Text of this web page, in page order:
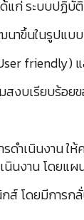
ก่ ระบบปฏิบั
าขึ้นในรูปแ
friendly)
งบเรียบร้อย
ดำเนินงาน ใ
นงาน โดยแผ
โดยมีการก